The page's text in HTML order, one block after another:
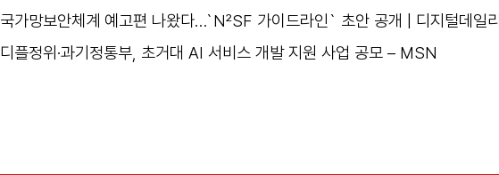
국가망보안체계 예고편 나왔다…`N²SF 가이드라인` 초안 공개 | 디지털데일리
디플정위·과기정통부, 초거대 AI 서비스 개발 지원 사업 공모 – MSN